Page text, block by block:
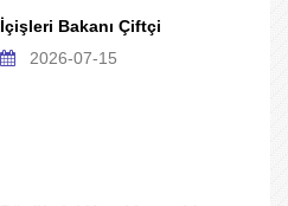
İçişleri Bakanı Çiftçi
2026-07-15